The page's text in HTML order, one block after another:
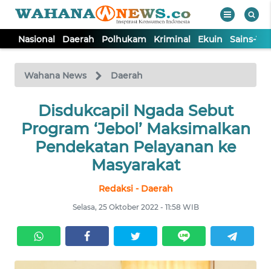
Nasional Daerah Polhukam Kriminal Ekuin Sains-
Wahana News Daerah
Disdukcapil Ngada Sebut
Program ‘Jebol’ Maksimalkan
Pendekatan Pelayanan ke
Masyarakat
Redaksi - Daerah
Selasa, 25 Oktober 2022 - 11:58 WIB
TV
Tutup
NASIONAL
DAERAH
EKUIN